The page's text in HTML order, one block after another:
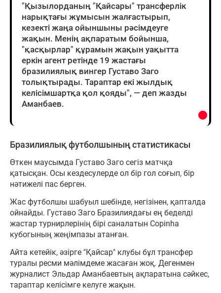
"Қызылорданың "Қайсары" трансферлік
нарықтағы жұмысын жалғастырып,
кезекті жаңа ойыншыны рәсімдеуге
жақын. Менің ақпаратым бойынша,
"қасқырлар" құрамын жақын уақытта
еркін агент ретінде 19 жастағы
бразилиялық вингер Густаво Заго
толықтырады. Тараптар екі жылдық
келісімшартқа қол қояды", — деп жазды
Аманбаев.
Бразилиялық футболшының статистикасы
Өткен маусымда Густаво Заго сегіз матчқа
қатысқан. Осы кездесулерде ол бір гол соғып, бір
нәтижелі пас берген.
Жас футболшы шабуыл шебінде, негізінен, қапталда
ойнайды. Густаво Заго Бразилиядағы ең беделді
жастар турнирлерінің бірі саналатын Copinha
кубогының жеңімпазы атанған.
Айта кетейік, әзірге "Қайсар" клубы бұл трансфер
туралы ресми мәлімдеме жасаған жоқ. Дегенмен
журналист Эльдар Аманбаевтың ақпаратына сәйкес,
тараптар келісімге келуге жақын.